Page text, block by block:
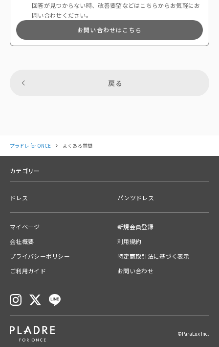
回答が見つからない時、改善要望などはこちらからお気軽にお
問い合わせください。
お問い合わせはこちら
戻る
プラドレ for ONCE よくある質問
カテゴリー
ドレス パンツドレス
マイページ
新規会員登録
会社概要
利用規約
プライバシーポリシー
特定商取引法に基づく表示
ご利用ガイド
お問い合わせ
©ParaLux Inc.